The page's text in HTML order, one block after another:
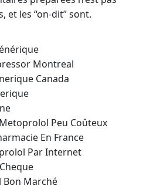
et les “on-dit” sont.
Montreal
Canada
Peu Coûteux
En France
Par Internet
Marché